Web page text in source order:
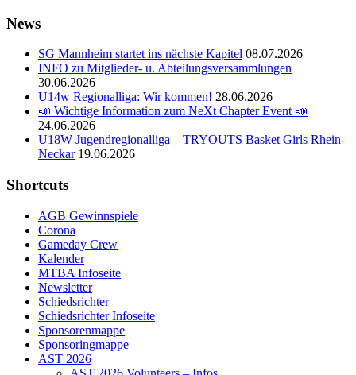
News
SG Mannheim startet ins nächste Kapitel 08.07.2026
INFO zu Mitglieder- u. Abteilungsversammlungen
30.06.2026
U14w Regionalliga: Wir kommen! 28.06.2026
📣 Wichtige Information zum NeXt Chapter Event 📣
24.06.2026
U18W Jugendregionalliga – TRYOUTS Basket Girls Rhein-
Neckar 19.06.2026
Shortcuts
AGB Gewinnspiele
Corona
Gameday Crew
Kalender
MTBA Infoseite
Newsletter
Schiedsrichter
Schiedsrichter Infoseite
Sponsorenmappe
Sponsoringmappe
AST 2026